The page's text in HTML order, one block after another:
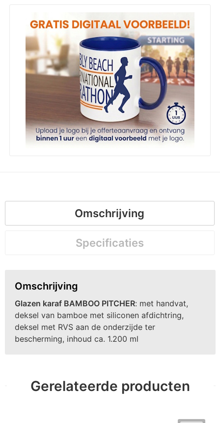
Omschrijving
Specificaties
Omschrijving
Glazen karaf BAMBOO PITCHER: met handvat,
deksel van bamboe met siliconen afdichtring,
deksel met RVS aan de onderzijde ter
bescherming, inhoud ca. 1.200 ml
Gerelateerde producten